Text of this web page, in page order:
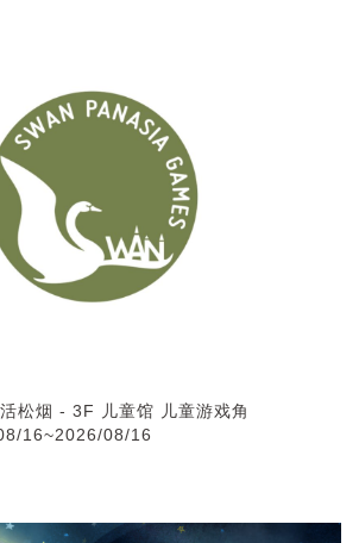
松烟 - 3F 儿童馆 儿童游戏角
16~2026/08/16